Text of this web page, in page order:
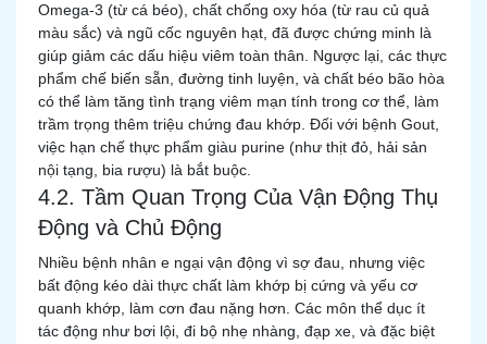
Omega-3 (từ cá béo), chất chống oxy hóa (từ rau củ quả
màu sắc) và ngũ cốc nguyên hạt, đã được chứng minh là
giúp giảm các dấu hiệu viêm toàn thân. Ngược lại, các thực
phẩm chế biến sẵn, đường tinh luyện, và chất béo bão hòa
có thể làm tăng tình trạng viêm mạn tính trong cơ thể, làm
trầm trọng thêm triệu chứng đau khớp. Đối với bệnh Gout,
việc hạn chế thực phẩm giàu purine (như thịt đỏ, hải sản
nội tạng, bia rượu) là bắt buộc.
4.2. Tầm Quan Trọng Của Vận Động Thụ
Động và Chủ Động
Nhiều bệnh nhân e ngại vận động vì sợ đau, nhưng việc
bất động kéo dài thực chất làm khớp bị cứng và yếu cơ
quanh khớp, làm cơn đau nặng hơn. Các môn thể dục ít
tác động như bơi lội, đi bộ nhẹ nhàng, đạp xe, và đặc biệt